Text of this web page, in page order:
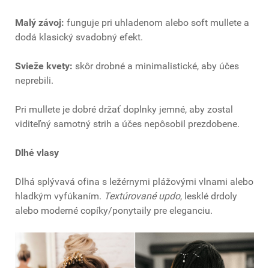
Malý závoj: funguje pri uhladenom alebo soft mullete a
dodá klasický svadobný efekt.
Svieže kvety: skôr drobné a minimalistické, aby účes
neprebili.
Pri mullete je dobré držať doplnky jemné, aby zostal
viditeľný samotný strih a účes nepôsobil prezdobene.
Dlhé vlasy
Dlhá splývavá ofina s ležérnymi plážovými vlnami alebo
hladkým vyfúkaním. Textúrované updo, lesklé drdoly
alebo moderné copíky/ponytaily pre eleganciu.